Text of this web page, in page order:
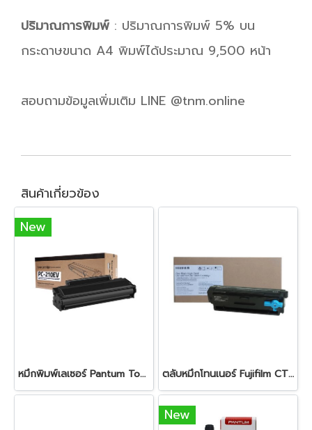
ปริมาณการพิมพ์ : ปริมาณการพิมพ์ 5% บน
กระดาษขนาด A4 พิมพ์ได้ประมาณ 9,500 หน้า
สอบถามข้อมูลเพิ่มเติม LINE @tnm.online
สินค้าเกี่ยวข้อง
New
หมึกพิมพ์เลเซอร์ Pantum Toner PC-210EV Black ตลับหมึกโทนเนอร์ Fujifilm CT203550 Black
New